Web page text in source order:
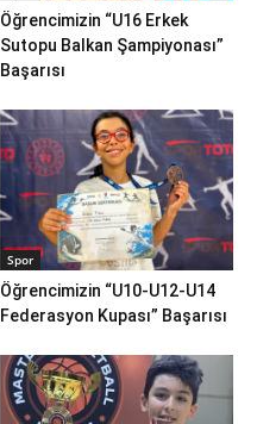
Öğrencimizin “U16 Erkek
Sutopu Balkan Şampiyonası”
Başarısı
Spor
Öğrencimizin “U10-U12-U14
Federasyon Kupası” Başarısı